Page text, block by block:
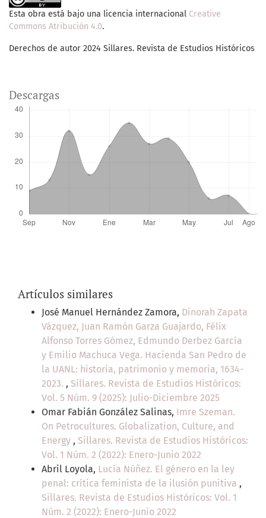
Esta obra está bajo una licencia internacional Creative
Commons Atribución 4.0.
Derechos de autor 2024 Sillares. Revista de Estudios Históricos
Descargas
Artículos similares
José Manuel Hernández Zamora, Dinorah Zapata
Vázquez, Juan Ramón Garza Guajardo, Félix
Alfonso Torres Gómez, Edmundo Derbez García
y Emilio Machuca Vega. Hacienda San Pedro de
la UANL: historia, patrimonio y memoria, 1634-
2023. , Sillares. Revista de Estudios Históricos:
Vol. 5 Núm. 9 (2025): Julio-Diciembre 2025
Omar Fabián González Salinas, Imre Szeman.
On Petrocultures. Globalization, Culture, and
Energy , Sillares. Revista de Estudios Históricos:
Vol. 1 Núm. 2 (2022): Enero-Junio 2022
Abril Loyola, Lucía Núñez. El género en la ley
penal: crítica feminista de la ilusión punitiva ,
Sillares. Revista de Estudios Históricos: Vol. 1
Núm. 2 (2022): Enero-Junio 2022